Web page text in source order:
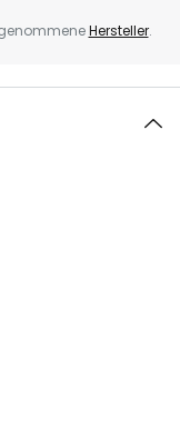
Hersteller.